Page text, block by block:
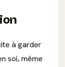
à garder
soi, même